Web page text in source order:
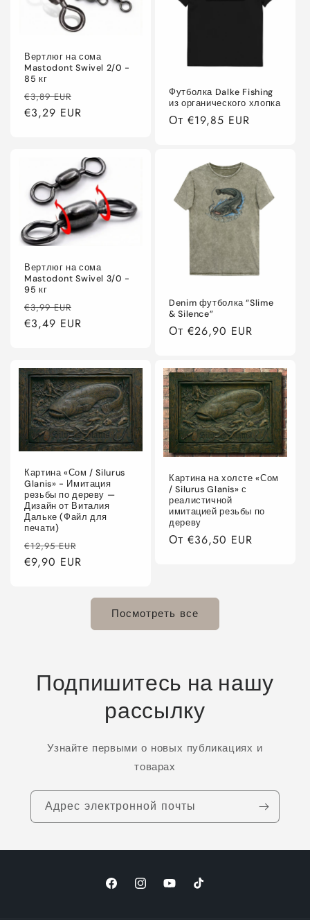
Вертлюг на сома
Mastodont Swivel 2/0 -
85 кг
Обычная
цена
€3,89 EUR
со
€3,29 EUR
Футболка Dalke Fishing
из органического хлопка
Обычная
От €19,85 EUR
Вертлюг на сома
Mastodont Swivel 3/0 -
95 кг
Обычная
цена
€3,99 EUR
со
€3,49 EUR
Denim футболка “Slime
& Silence”
Обычная
От €26,90 EUR
Картина «Сом / Silurus
Glanis» - Имитация
резьбы по дереву —
Дизайн от Виталия
Дальке (Файл для
печати)
Обычная
цена
€12,95 EUR
€9,90 EUR
Картина на холсте «Сом
/ Silurus Glanis» с
реалистичной
имитацией резьбы по
дереву
Обычная
От €36,50 EUR
Посмотреть все
Подпишитесь на нашу
рассылку
Узнайте первыми о новых публикациях и
товарах
Адрес электронной почты
FacebookInstagramYouTubeTikTok